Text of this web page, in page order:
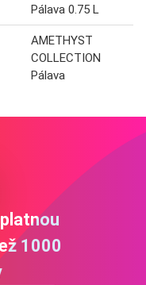
Pálava 0.75 L
AMETHYST
COLLECTION
Pálava
1000